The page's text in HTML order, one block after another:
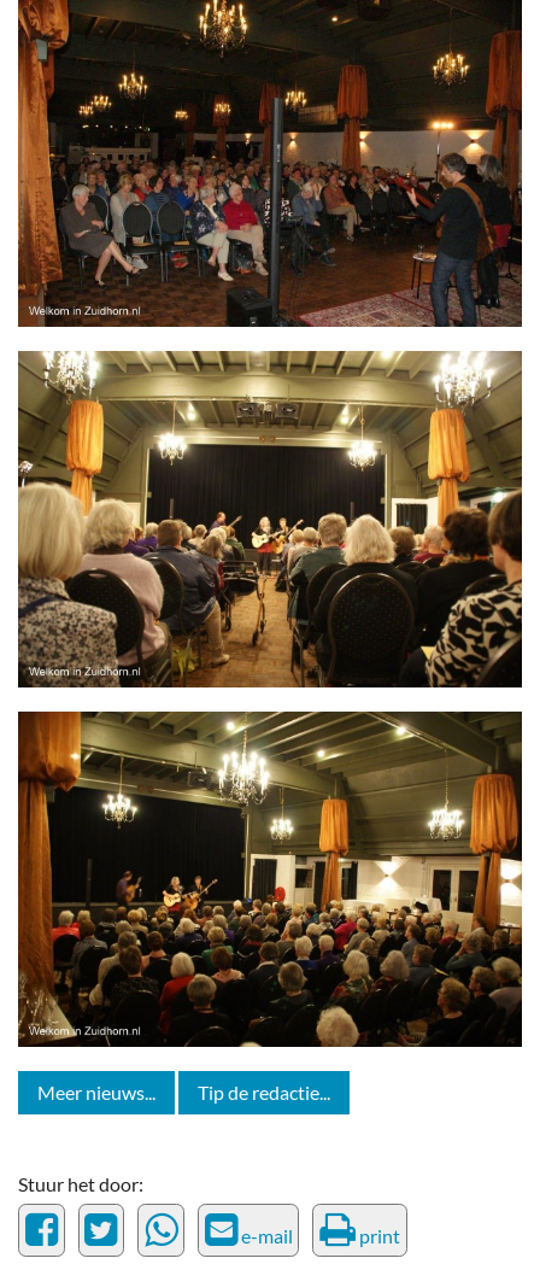
Meer nieuws... Tip de redactie...
Stuur het door:
e-mail print